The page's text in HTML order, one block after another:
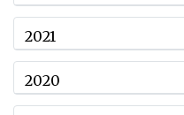
2021
2020